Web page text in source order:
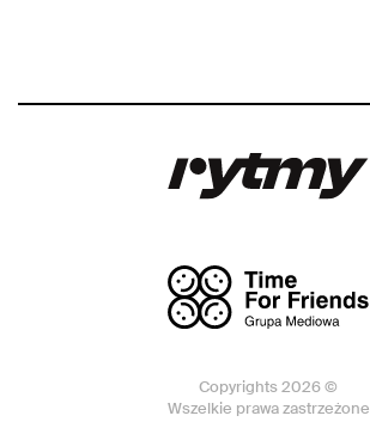
Copyrights 2026 ©
Wszelkie prawa zastrzeżone